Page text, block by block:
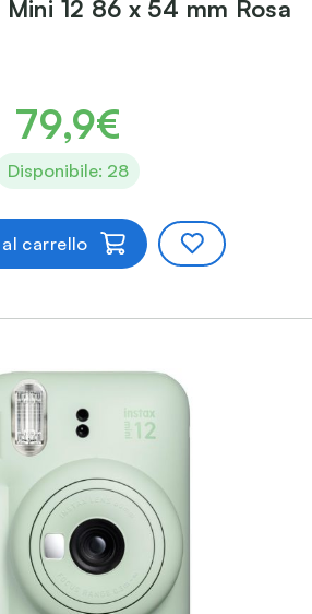
12 86 x 54 mm Rosa
79,9€
Disponibile: 28
carrello